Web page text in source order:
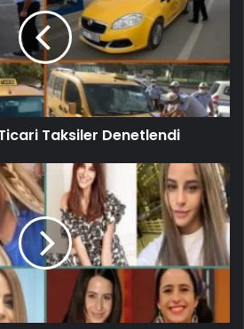
Taksiler Denetlendi